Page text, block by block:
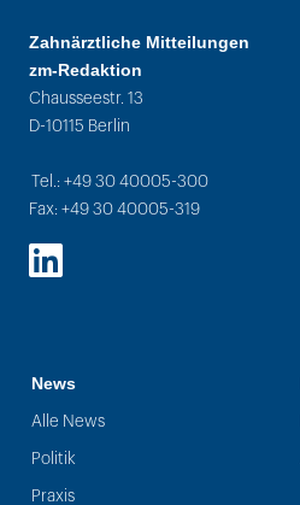
Zahnärztliche Mitteilungen
zm-Redaktion
Chausseestr. 13
D-10115 Berlin
Tel.: +49 30 40005-300
Fax: +49 30 40005-319
LinkedIn
News
Alle News
Politik
Praxis